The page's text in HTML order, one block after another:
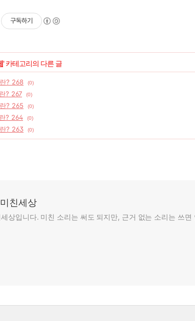
구독하기
' 카테고리의 다른 글
? 268 (0)
? 267
(0)
? 265
(0)
? 264
(0)
? 263
(0)
친세상
상입니다. 미친 소리는 써도 되지만, 근거 없는 소리는 쓰면